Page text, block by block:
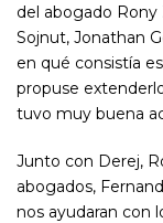
del abogado
Sojnut, Jonathan
en qué consistía
propuse
tuvo muy buena
Junto con Derej,
abogados,
nos ayudaran con